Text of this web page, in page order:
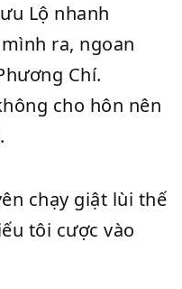
Lộ nhanh
ra, ngoan
Chí.
cho hôn nên
chạy giật lùi thế
tôi cược vào